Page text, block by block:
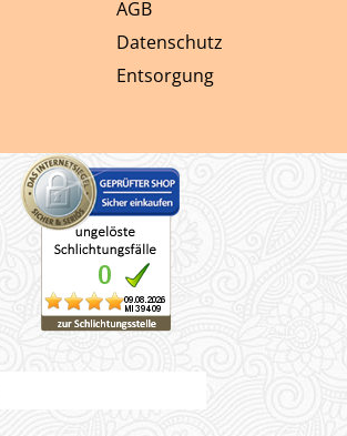
AGB
Datenschutz
Entsorgung